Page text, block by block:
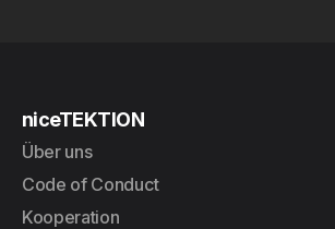
niceTEKTION
Über uns
Code of Conduct
Kooperation